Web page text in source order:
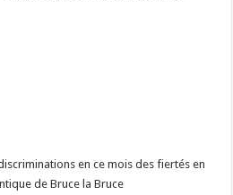
en ce mois des fiertés en
de Bruce la Bruce